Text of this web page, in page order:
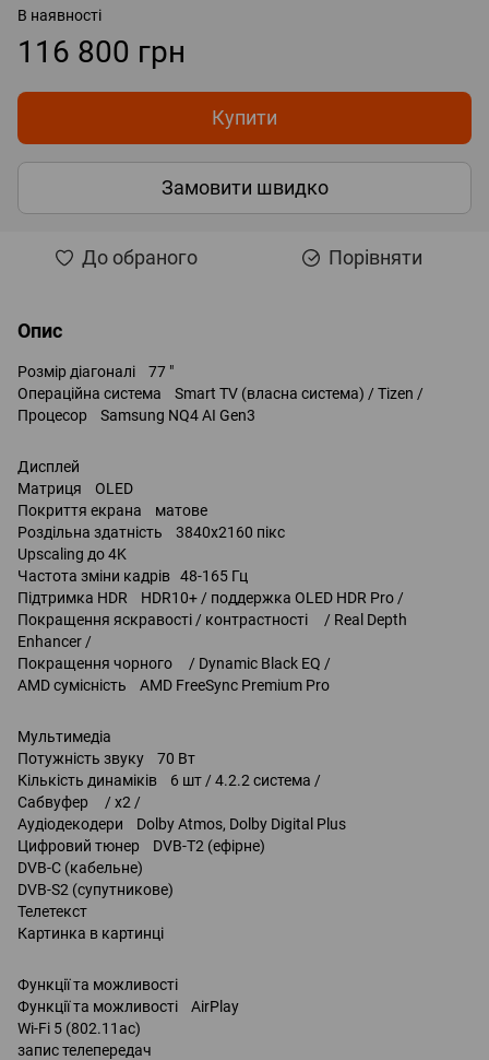
В наявності
116 800 грн
Купити
Замовити швидко
До обраного Порівняти
Опис
Розмір діагоналі 77 "
Операційна система Smart TV (власна система) / Tizen /
Процесор Samsung NQ4 AI Gen3
Дисплей
Матриця OLED
Покриття екрана матове
Роздільна здатність 3840x2160 пікс
Upscaling до 4K
Частота зміни кадрів 48-165 Гц
Підтримка HDR HDR10+ / поддержка OLED HDR Pro /
Покращення яскравості / контрастності / Real Depth
Enhancer /
Покращення чорного / Dynamic Black EQ /
AMD сумісність AMD FreeSync Premium Pro
Мультимедіа
Потужність звуку 70 Вт
Кількість динаміків 6 шт / 4.2.2 система /
Сабвуфер / x2 /
Аудіодекодери Dolby Atmos, Dolby Digital Plus
Цифровий тюнер DVB-T2 (ефірне)
DVB-C (кабельне)
DVB-S2 (супутникове)
Телетекст
Картинка в картинці
Функції та можливості
Функції та можливості AirPlay
Wi-Fi 5 (802.11ac)
запис телепередач